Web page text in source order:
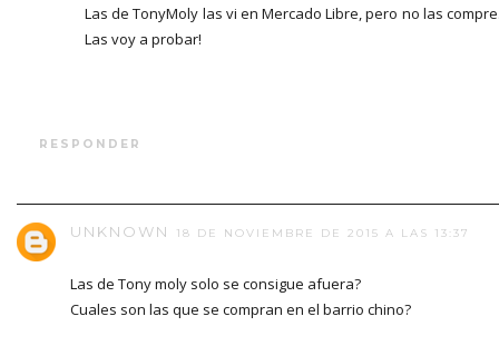
Las de TonyMoly las vi en Mercado Libre, pero no las
Las voy a probar!
RESPONDER
UNKNOWN 18 DE NOVIEMBRE DE 2015 A LAS 13:37
Las de Tony moly solo se consigue afuera?
Cuales son las que se compran en el barrio chino?